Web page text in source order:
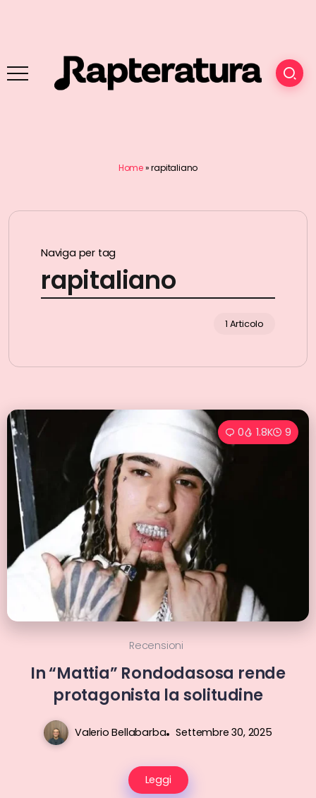
Home»rapitaliano
Naviga per tag
rapitaliano
1 Articolo
0 1.8K 9
Recensioni
In “Mattia” Rondodasosa rende
protagonista la solitudine
Valerio Bellabarba Settembre 30, 2025
Leggi